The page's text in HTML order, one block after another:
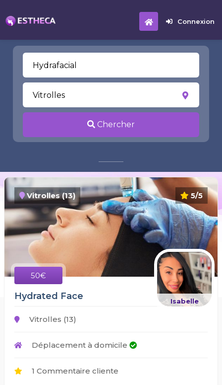
Connexion
Chercher
5/5
Vitrolles (13)
50€
Isabelle
Hydrated Face
Vitrolles (13)
Déplacement à domicile
1 Commentaire cliente